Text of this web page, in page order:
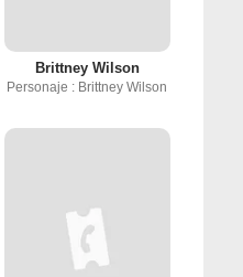
Brittney Wilson
Personaje : Brittney Wilson